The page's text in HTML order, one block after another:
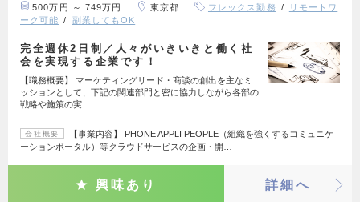
500万円 ～ 749万円 東京都 フレックス勤務
リモートワ
ーク可能
副業してもOK
完全週休2日制／人々がいきいきと働く社
会を実現する企業です！
【職務概要】 マーケティングリード・商談の創出を主なミ
ッションとして、下記の関連部門と密に協力しながら各部の
戦略や施策の実…
会社概要
【事業内容】 PHONE APPLI PEOPLE（組織を強くするコミュニケ
ーションポータル）等クラウドサービスの企画・開…
興味あり 詳細へ